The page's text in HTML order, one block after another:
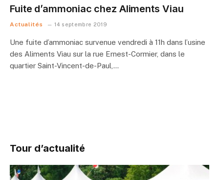
Fuite d’ammoniac chez Aliments Viau
Actualités 14 septembre 2019
Une fuite d’ammoniac survenue vendredi à 11h dans l’usine
des Aliments Viau sur la rue Ernest-Cormier, dans le
quartier Saint-Vincent-de-Paul,…
Tour d’actualité